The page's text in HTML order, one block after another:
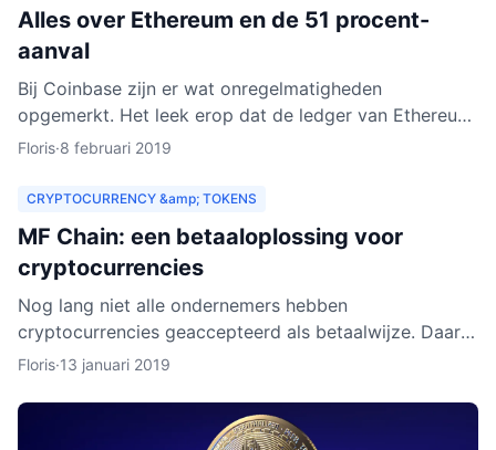
Alles over Ethereum en de 51 procent-
aanval
Bij Coinbase zijn er wat onregelmatigheden
opgemerkt. Het leek erop dat de ledger van Ethereum
Classic werd herschreven. Dat zou betekenen dat
Floris·8 februari 2019
CRYPTOCURRENCY &amp; TOKENS
MF Chain: een betaaloplossing voor
cryptocurrencies
Nog lang niet alle ondernemers hebben
cryptocurrencies geaccepteerd als betaalwijze. Daar
wil MF Chain een verandering in maken. Het bedrijf wil
Floris·13 januari 2019